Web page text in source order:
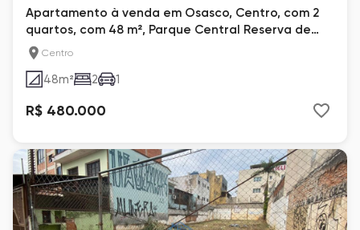
Apartamento à venda em Osasco, Centro, com 2
quartos, com 48 m², Parque Central Reserva de
Osasco
Centro
48m² 2 1
R$ 480.000